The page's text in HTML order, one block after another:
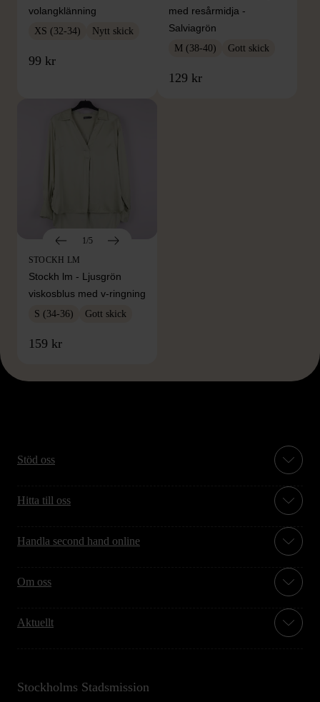
volangklänning
XS (32-34) Nytt skick
99 kr
med resårmidja -
Salviagrön
M (38-40) Gott skick
129 kr
1/5
STOCKH LM
Stockh lm - Ljusgrön
viskosblus med v-ringning
S (34-36) Gott skick
159 kr
Stöd oss
Hitta till oss
Handla second hand online
Om oss
Aktuellt
Stockholms Stadsmission